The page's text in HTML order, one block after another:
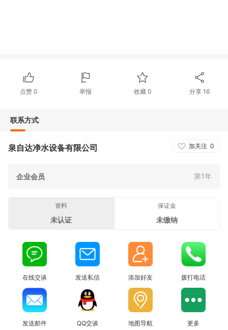
点赞 0 举报 收藏 0 分享 16
联系方式
加关注 0
泉自达净水设备有限公司
企业会员 第1年
资料
未认证
保证金
未缴纳
在线交谈 发送私信 添加好友 拨打电话
发送邮件 QQ交谈 地图导航 更多